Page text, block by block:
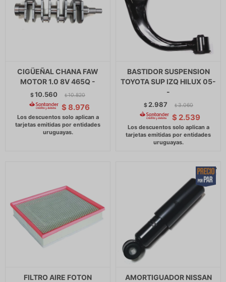
CIGÜEÑAL CHANA FAW
MOTOR 1.0 8V 465Q -
$10.560 $ 10.820
$ 8.976
BASTIDOR SUSPENSION
TOYOTA SUP IZQ HILUX 05-
-
$ 2.987 $ 3.060
$ 2.539
FILTRO AIRE FOTON
AMORTIGUADOR NISSAN